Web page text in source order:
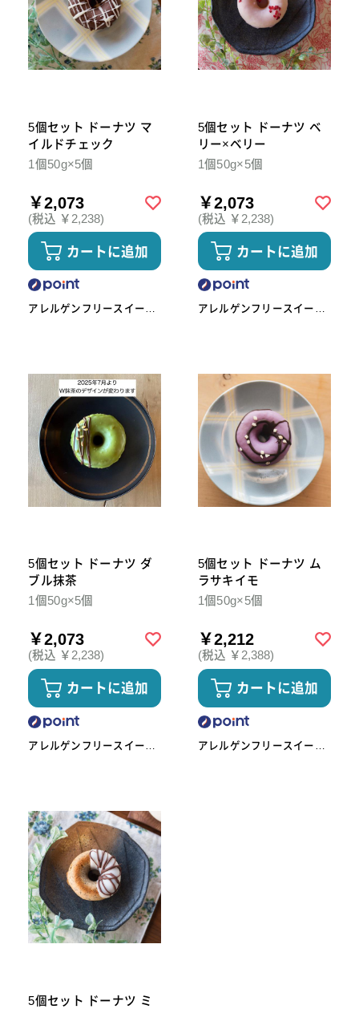
5個セット ドーナツ マ
イルドチェック
1個50g×5個
￥2,073
(税込 ￥2,238)
カートに追加
アレルゲンフリースイーツ
5個セット ドーナツ ベ
リー×ベリー
1個50g×5個
￥2,073
(税込 ￥2,238)
カートに追加
アレルゲンフリースイーツ
5個セット ドーナツ ダ
ブル抹茶
1個50g×5個
￥2,073
(税込 ￥2,238)
カートに追加
アレルゲンフリースイーツ
5個セット ドーナツ ム
ラサキイモ
1個50g×5個
￥2,212
(税込 ￥2,388)
カートに追加
アレルゲンフリースイーツ
5個セット ドーナツ ミ